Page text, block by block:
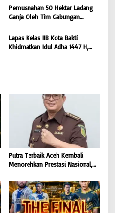
FC Kedungwuni, Siap
Mengguncang Stadion Widya
Manggala Krida
Pemusnahan 50 Hektar Ladang
Ganja Oleh Tim Gabungan
Meurandeh
Lapas Kelas IIB Kota Bakti
Khidmatkan Idul Adha 1447 H,
Putra Terbaik Aceh Kembali
Menorehkan Prestasi Nasional,
Dipromosikan Menjadi
Koordinator JAM Pidum
Kejaksaan Agung RI |
BONGKAR’Perkara.com